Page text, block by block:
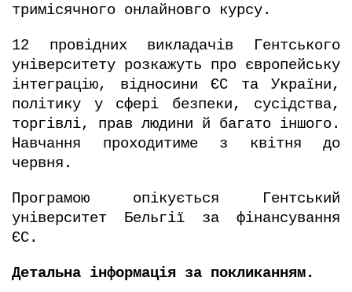
тримісячного онлайновго курсу.
12 провідних викладачів Гентського
університету розкажуть про європейську
інтеграцію, відносини ЄС та України,
політику у сфері безпеки, сусідства,
торгівлі, прав людини й багато іншого.
Навчання проходитиме з квітня до
червня.
Програмою опікується Гентський
університет Бельгії за фінансування
ЄС.
Детальна інформація за покликанням.